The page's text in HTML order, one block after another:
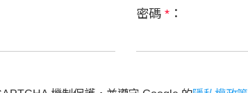
密碼 * ：